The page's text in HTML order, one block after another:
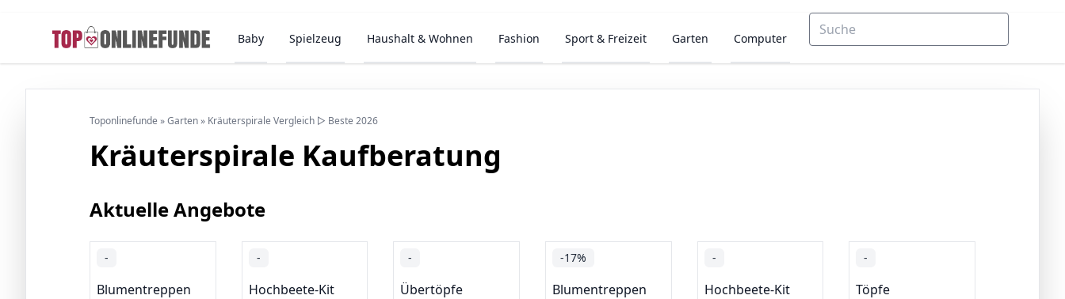
Baby Spielzeug Haushalt & Wohnen Fashion Sport & Freizeit Garten Computer
Toponlinefunde »Garten» Kräuterspirale Vergleich ▷ Beste 2026
Kräuterspirale Kaufberatung
Aktuelle Angebote
-
Blumentreppen
-
Hochbeete-Kit
-
Übertöpfe
-17%
Blumentreppen
-
Hochbeete-Kit
-
Töpfe